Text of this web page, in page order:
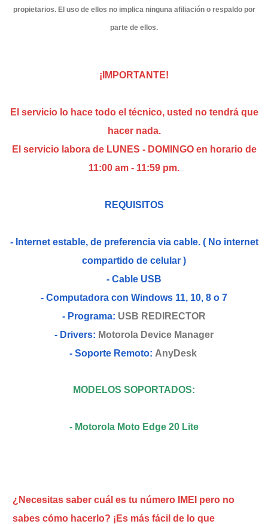
propietarios. El uso de ellos no implica ninguna afiliación o respaldo por
parte de ellos.
¡IMPORTANTE!
El servicio lo hace todo el técnico, usted no tendrá que
hacer nada.
El servicio labora de LUNES - DOMINGO en horario de
11:00 am - 11:59 pm.
REQUISITOS
- Internet estable, de preferencia via cable. ( No internet
compartido de celular )
- Cable USB
- Computadora con Windows 11, 10, 8 o 7
- Programa: USB REDIRECTOR
- Drivers: Motorola Device Manager
- Soporte Remoto: AnyDesk
MODELOS SOPORTADOS:
- Motorola Moto Edge 20 Lite
¿Necesitas saber cuál es tu número IMEI pero no
sabes cómo hacerlo? ¡Es más fácil de lo que